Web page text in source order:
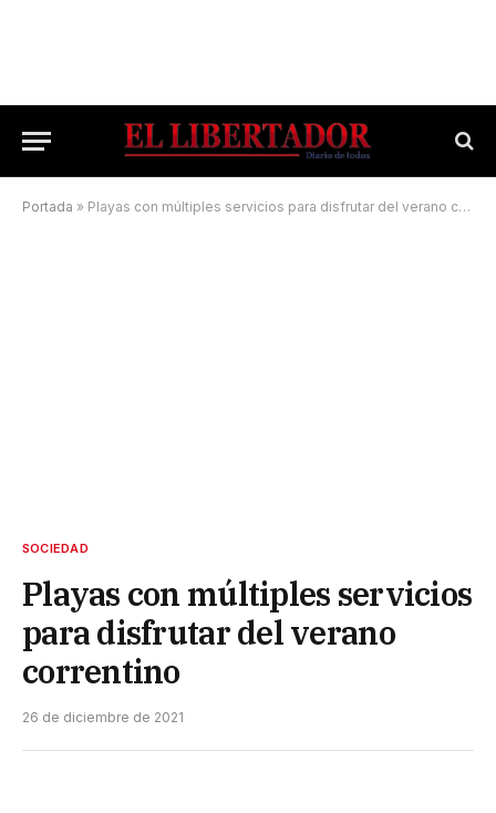
Portada » Playas con múltiples servicios para disfrutar del verano correntino
SOCIEDAD
Playas con múltiples servicios
para disfrutar del verano
correntino
26 de diciembre de 2021